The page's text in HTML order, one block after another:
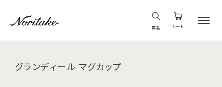
商品 カート
グランディール マグカップ